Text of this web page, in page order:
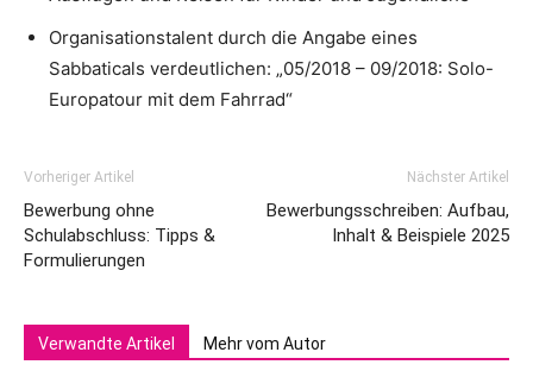
Organisationstalent durch die Angabe eines
Sabbaticals verdeutlichen: „05/2018 – 09/2018: Solo-
Europatour mit dem Fahrrad“
Vorheriger Artikel
Bewerbung ohne
Schulabschluss: Tipps &
Formulierungen
Nächster Artikel
Bewerbungsschreiben: Aufbau,
Inhalt & Beispiele 2025
Verwandte Artikel Mehr vom Autor